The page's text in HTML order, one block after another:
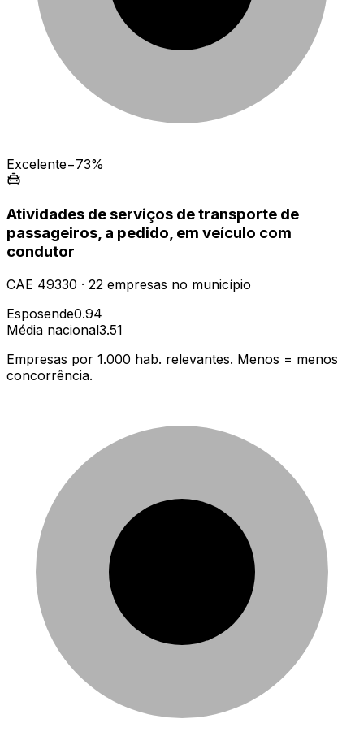
Excelente−73%
Atividades de serviços de transporte de
passageiros, a pedido, em veículo com
condutor
CAE 49330 · 22 empresas no município
Esposende0.94
Média nacional3.51
Empresas por 1.000 hab. relevantes. Menos = menos
concorrência.